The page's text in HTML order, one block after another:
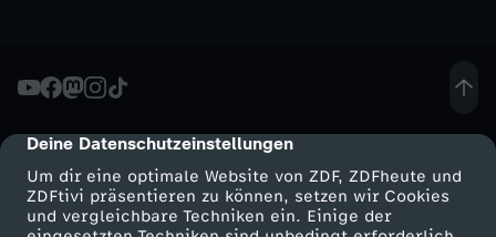
cmp-dialog-description
Deine Datenschutzeinstellungen
Um dir eine optimale Website von ZDF, ZDFheute und
ZDFtivi präsentieren zu können, setzen wir Cookies
und vergleichbare Techniken ein. Einige der
i
v
e